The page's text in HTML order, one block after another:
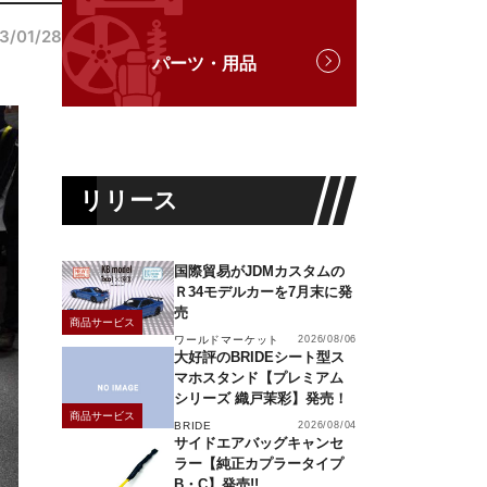
01/28
パーツ・用品
リリース
商品サービス
国際貿易がJDMカスタムの
Ｒ34モデルカーを7月末に発
売
ワールドマーケット 2026/08/06
商品サービス
大好評のBRIDEシート型ス
マホスタンド【プレミアム
シリーズ 織戸茉彩】発売！
BRIDE 2026/08/04
サイドエアバッグキャンセ
ラー【純正カプラータイプ